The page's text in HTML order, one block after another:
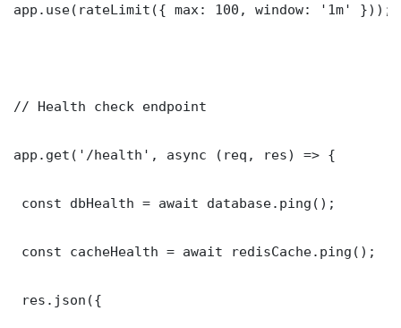
app.use(rateLimit({ max: 100, window: '1m' }));
// Health check endpoint
app.get('/health', async (req, res) => {
const dbHealth = await database.ping();
const cacheHealth = await redisCache.ping();
res.json({